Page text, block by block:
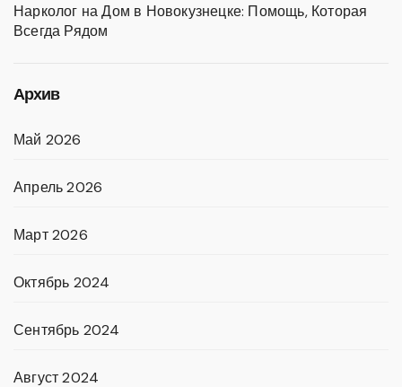
Нарколог на Дом в Новокузнецке: Помощь, Которая
Всегда Рядом
Архив
Май 2026
Апрель 2026
Март 2026
Октябрь 2024
Сентябрь 2024
Август 2024